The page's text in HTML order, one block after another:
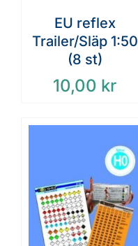
EU reflex
Trailer/Släp 1:50
(8 st)
10,00 kr